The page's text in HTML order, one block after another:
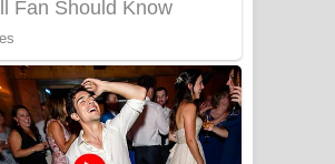
Benthara Palame Song Lyrics -
Sanda Babalena Song Lyrics - සඳ
බැබලෙන ගීතයේ පද පෙළ